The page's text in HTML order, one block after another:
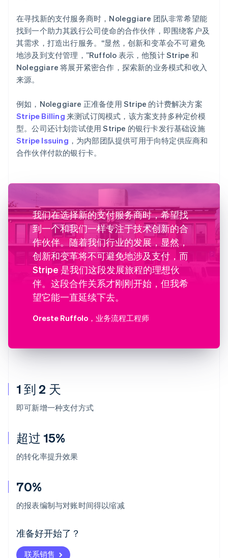
1 到 2 天
即可新增一种支付方式
超过 15%
的转化率提升效果
70%
的报表编制与对账时间得以缩减
准备好开始了？
联系销售
在寻找新的支付服务商时，Noleggiare 团队非常希望能
找到一个助力其践行公司使命的合作伙伴，即围绕客户及
其需求，打造出行服务。“显然，创新和变革会不可避免
地涉及到支付管理，”Ruffolo 表示，他预计 Stripe 和
Noleggiare 将展开紧密合作，探索新的业务模式和收入
来源。
例如，Noleggiare 正准备使用 Stripe 的计费解决方案
Stripe Billing 来测试订阅模式，该方案支持多种定价模
型。公司还计划尝试使用 Stripe 的银行卡发行基础设施
Stripe Issuing ，为内部团队提供可用于向特定供应商和
合作伙伴付款的银行卡。
我们在选择新的支付服务商时，希望找
到一个和我们一样专注于技术创新的合
作伙伴。随着我们行业的发展，显然，
创新和变革将不可避免地涉及支付，而
Stripe 是我们这段发展旅程的理想伙
伴。这段合作关系才刚刚开始，但我希
望它能一直延续下去。
Oreste Ruffolo ，业务流程工程师
阿联酋
爱尔兰
爱沙尼亚
English
奥地利